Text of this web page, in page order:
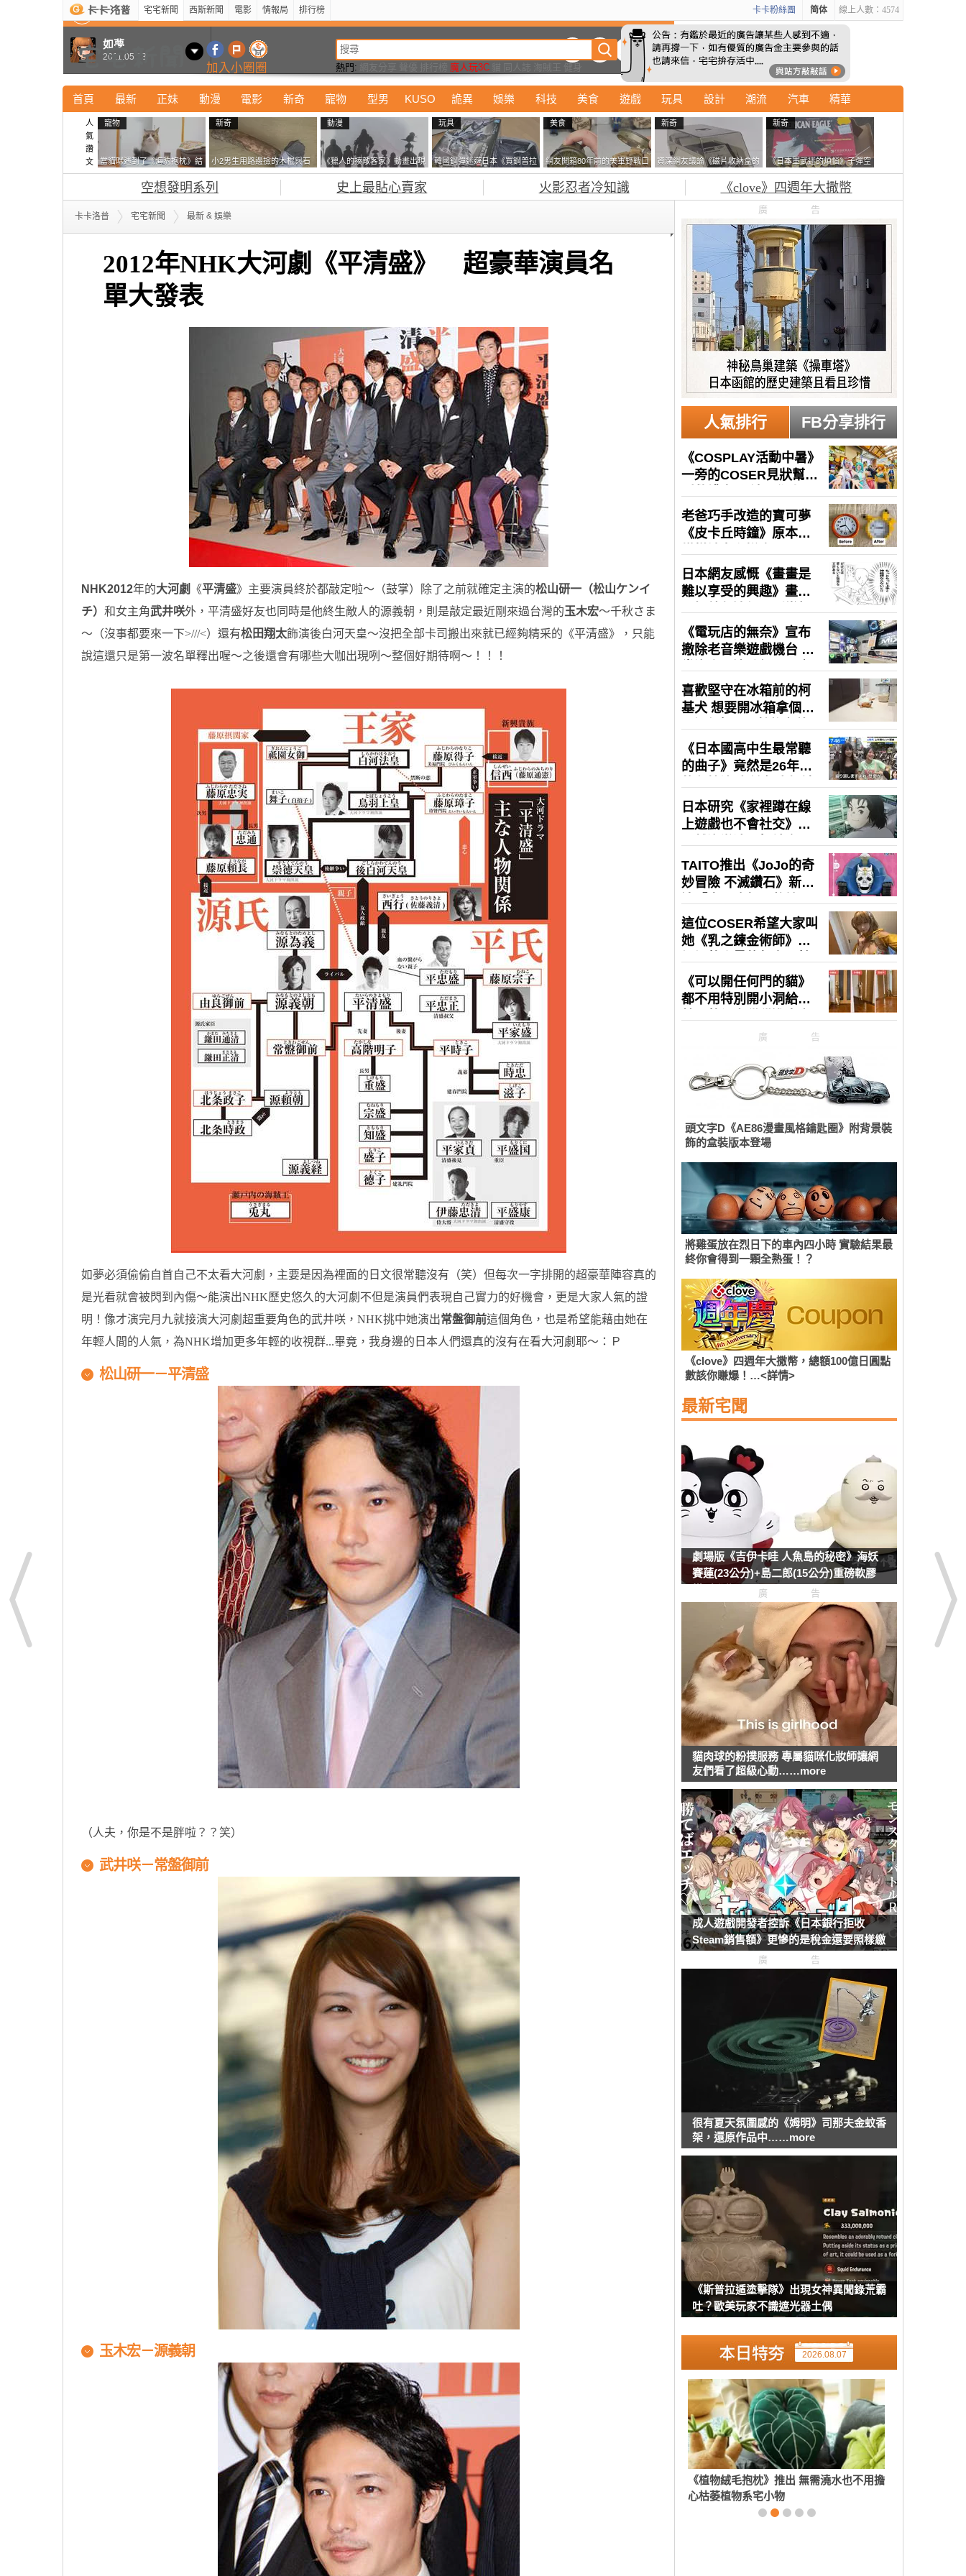
宅宅新聞 西斯新聞 電影 情報局 排行榜 線上人數：4574
简体
卡卡粉絲團
加入小圈圈 熱門: 魔人玩3C
首頁 最新 正妹 動漫 電影 新奇 寵物 型男 KUSO 詭異 娛樂 科技 美食 遊戲 玩具 設計 潮流 汽車 精華
人
氣
讚
文
寵物
當貓咪遇到了《海豹抱枕》結
果玩了10天後，海豹一整個走
新奇
小2男生用路邊撿的木棍與石
頭做成了《石斧》馬麻打開書
包嚇一跳怎麼會有這種東
西！？
動漫
《獵人的揍敵客家》動畫出現
的這個剪影是誰？你是不是忘
記還有這號人物了
玩具
韓國鋼彈迷遊日本《買鋼普拉
塞不進行李箱》網友們集思廣
美食
網友開箱80年前的美軍野戰口
糧 罐頭本身保存良好，但裡
面的味道...
新奇
資深網友議論《磁片收納盒的
鎖有什麼用》想偷的話整盒拿
新奇
《日本軍武迷的煩惱》子彈空
盒在日本超級貴 美國網友直
接一大箱寄給他了
空想發明系列 史上最貼心賣家 火影忍者冷知識 《clove》四週年大撒幣
卡卡洛普 宅宅新聞 最新 & 娛樂
2012年NHK大河劇《平清盛》 超豪華演員名
單大發表
最新 新奇 正妹 寵物 型男 Kuso 科技 動漫
如夢
2011.05.13
NHK2012年的大河劇 《平清盛》主要演員終於都敲定啦～（鼓掌）除了之前就確定主演的松山研一（松山ケンイ
チ） 和女主角武井咲外，平清盛好友也同時是他終生敵人的源義朝，則是敲定最近剛來過台灣的玉木宏～千秋さま
～（沒事都要來一下>///<）還有松田翔太飾演後白河天皇～沒把全部卡司搬出來就已經夠精采的《平清盛》，只能
說這還只是第一波名單釋出喔～之後還會有哪些大咖出現咧～整個好期待啊～！！！
如夢必須偷偷自首自己不太看大河劇，主要是因為裡面的日文很常聽沒有（笑）但每次一字排開的超豪華陣容真的
是光看就會被閃到內傷～能演出NHK歷史悠久的大河劇不但是演員們表現自己實力的好機會，更是大家人氣的證
明！像才演完月九就接演大河劇超重要角色的武井咲，NHK挑中她演出常盤御前這個角色，也是希望能藉由她在
年輕人間的人氣，為NHK增加更多年輕的收視群...畢竟，我身邊的日本人們還真的沒有在看大河劇耶～：Ｐ
松山研一－平清盛
（人夫，你是不是胖啦？？笑）
武井咲－常盤御前
玉木宏－源義朝
廣告
人氣排行 FB分享排行
廣告
頭文字D《AE86漫畫風格鑰匙圈》附背景裝
飾的盒裝版本登場
將雞蛋放在烈日下的車內四小時 實驗結果最
終你會得到一顆全熟蛋！？
《clove》四週年大撒幣，總額100億日圓點
數該你賺爆！…<詳情>
最新宅聞
劇場版《吉伊卡哇 人魚島的秘密》海妖
賽蓮(23公分)+島二郎(15公分)重磅軟膠
廣告
貓肉球的粉撲服務 專屬貓咪化妝師讓網
友們看了超級心動……more
成人遊戲開發者控訴《日本銀行拒收
Steam銷售額》更慘的是稅金還要照樣繳
廣告
很有夏天氛圍感的《姆明》司那夫金蚊香
架，還原作品中……more
《斯普拉遁塗擊隊》出現女神異聞錄荒霸
吐？歐美玩家不識遮光器土偶
2026.08.07